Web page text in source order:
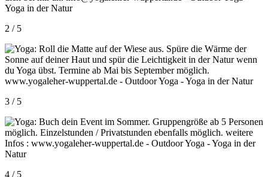
2 / 5
3 / 5
4 / 5